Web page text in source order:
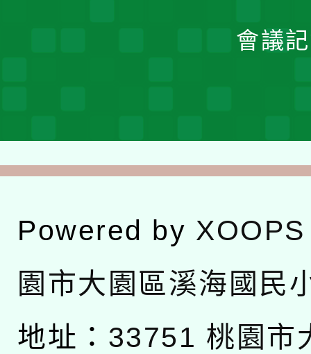
會議
Powered by XOOPS
園市大園區溪海國民
地址： 33751 桃園市